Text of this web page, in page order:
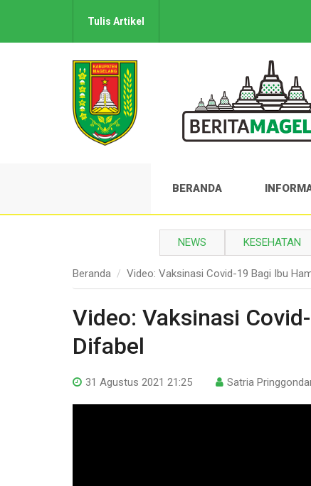
Tulis Artikel
BERANDA
NEWS KESEHATAN
Beranda Video: Vaksinasi Covid-19 Bagi Ibu
Video: Vaksinasi
Difabel
31 Agustus 2021 21:25 Satria